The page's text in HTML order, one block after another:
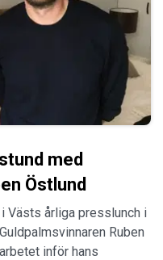
med
Östlund
Västs årliga presslunch i
Ruben
inför hans